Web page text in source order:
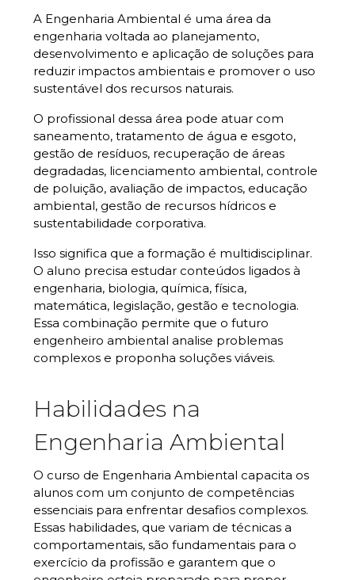
A Engenharia Ambiental é uma área da
engenharia voltada ao planejamento,
desenvolvimento e aplicação de soluções para
reduzir impactos ambientais e promover o uso
sustentável dos recursos naturais.
O profissional dessa área pode atuar com
saneamento, tratamento de água e esgoto,
gestão de resíduos, recuperação de áreas
degradadas, licenciamento ambiental, controle
de poluição, avaliação de impactos, educação
ambiental, gestão de recursos hídricos e
sustentabilidade corporativa.
Isso significa que a formação é multidisciplinar.
O aluno precisa estudar conteúdos ligados à
engenharia, biologia, química, física,
matemática, legislação, gestão e tecnologia.
Essa combinação permite que o futuro
engenheiro ambiental analise problemas
complexos e proponha soluções viáveis.
Habilidades na
Engenharia Ambiental
O curso de Engenharia Ambiental capacita os
alunos com um conjunto de competências
essenciais para enfrentar desafios complexos.
Essas habilidades, que variam de técnicas a
comportamentais, são fundamentais para o
exercício da profissão e garantem que o